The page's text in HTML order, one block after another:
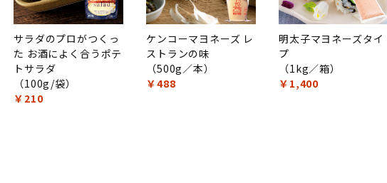
サラダのプロがつくっ
た お酒によく合うポテ
トサラダ
（100g/袋）
￥210
ケンコーマヨネーズ レ
ストランの味
（500g／本）
￥488
明太子マヨネーズタイ
プ
（1kg／箱）
￥1,400